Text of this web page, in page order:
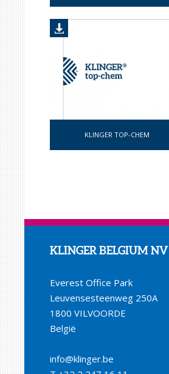
KLINGER TOP-CHEM
KLINGER BELGIUM NV
Everest Office Park
Leuvensesteenweg 250A
1800 VILVOORDE
België
info@klinger.be